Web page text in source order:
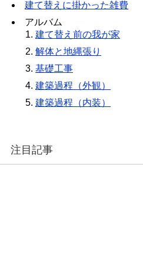
建て替えに掛かった雑費
アルバム
建て替え前の我が家
解体と地縄張り
基礎工事
建築過程（外観）
建築過程（内装）
注目記事